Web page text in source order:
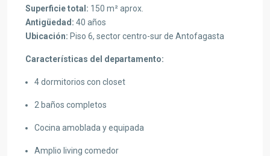
Superficie total: 150 m² aprox.
Antigüedad: 40 años
Ubicación: Piso 6, sector centro-sur de Antofagasta
Características del departamento:
4 dormitorios con closet
2 baños completos
Cocina amoblada y equipada
Amplio living comedor